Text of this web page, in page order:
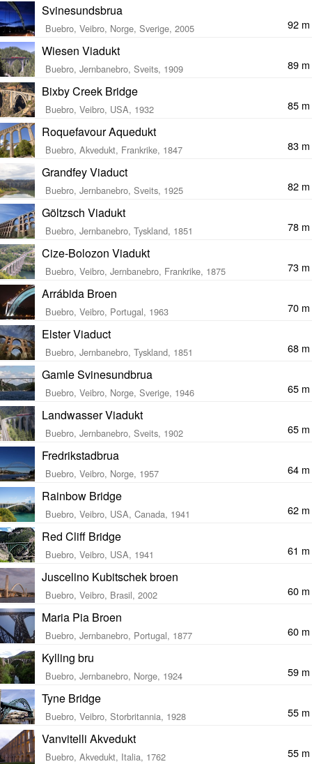
Svinesundsbrua
Buebro, Veibro, Norge, Sverige, 2005 92 m
Wiesen Viadukt
Buebro, Jernbanebro, Sveits, 1909 89 m
Bixby Creek Bridge
Buebro, Veibro, USA, 1932 85 m
Roquefavour Aquedukt
Buebro, Akvedukt, Frankrike, 1847 83 m
Grandfey Viaduct
Buebro, Jernbanebro, Sveits, 1925 82 m
Göltzsch Viadukt
Buebro, Jernbanebro, Tyskland, 1851 78 m
Cize-Bolozon Viadukt
Buebro, Veibro, Jernbanebro, Frankrike, 1875 73 m
Arrábida Broen
Buebro, Veibro, Portugal, 1963 70 m
Elster Viaduct
Buebro, Jernbanebro, Tyskland, 1851 68 m
Gamle Svinesundbrua
Buebro, Veibro, Norge, Sverige, 1946 65 m
Landwasser Viadukt
Buebro, Jernbanebro, Sveits, 1902 65 m
Fredrikstadbrua
Buebro, Veibro, Norge, 1957 64 m
Rainbow Bridge
Buebro, Veibro, USA, Canada, 1941 62 m
Red Cliff Bridge
Buebro, Veibro, USA, 1941 61 m
Juscelino Kubitschek broen
Buebro, Veibro, Brasil, 2002 60 m
Maria Pia Broen
Buebro, Jernbanebro, Portugal, 1877 60 m
Kylling bru
Buebro, Jernbanebro, Norge, 1924 59 m
Tyne Bridge
Buebro, Veibro, Storbritannia, 1928 55 m
Vanvitelli Akvedukt
Buebro, Akvedukt, Italia, 1762 55 m